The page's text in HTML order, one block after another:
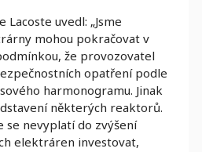
Lacoste uvedl: „Jsme
mohou pokračovat v
že provozovatel
opatření podle
harmonogramu. Jinak
některých reaktorů.
se nevyplatí do zvýšení
elektráren investovat,